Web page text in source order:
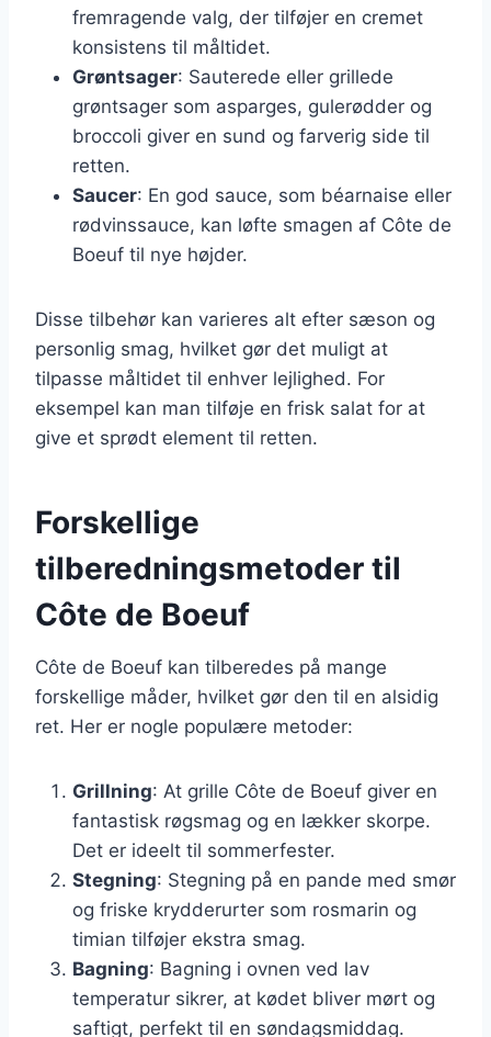
fremragende valg, der tilføjer en cremet
konsistens til måltidet.
Grøntsager: Sauterede eller grillede
grøntsager som asparges, gulerødder og
broccoli giver en sund og farverig side til
retten.
Saucer: En god sauce, som béarnaise eller
rødvinssauce, kan løfte smagen af Côte de
Boeuf til nye højder.
Disse tilbehør kan varieres alt efter sæson og
personlig smag, hvilket gør det muligt at
tilpasse måltidet til enhver lejlighed. For
eksempel kan man tilføje en frisk salat for at
give et sprødt element til retten.
Forskellige
tilberedningsmetoder til
Côte de Boeuf
Côte de Boeuf kan tilberedes på mange
forskellige måder, hvilket gør den til en alsidig
ret. Her er nogle populære metoder:
Grillning: At grille Côte de Boeuf giver en
fantastisk røgsmag og en lækker skorpe.
Det er ideelt til sommerfester.
Stegning: Stegning på en pande med smør
og friske krydderurter som rosmarin og
timian tilføjer ekstra smag.
Bagning: Bagning i ovnen ved lav
temperatur sikrer, at kødet bliver mørt og
saftigt, perfekt til en søndagsmiddag.